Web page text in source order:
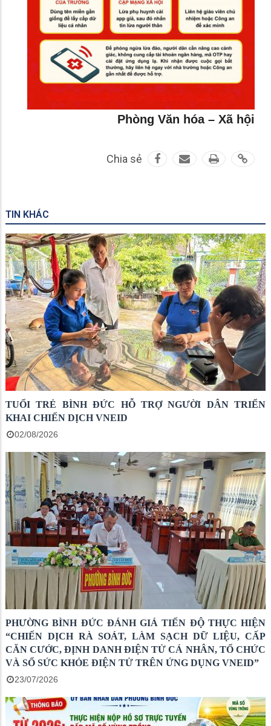
Phòng Văn hóa – Xã hội
Chia sẻ
TIN KHÁC
TUỔI TRẺ BÌNH ĐỨC HỖ TRỢ NGƯỜI DÂN TRIỂN
KHAI CHIẾN DỊCH VNEID
02/08/2026
PHƯỜNG BÌNH ĐỨC ĐÁNH GIÁ TIẾN ĐỘ THỰC HIỆN
“CHIẾN DỊCH RÀ SOÁT, LÀM SẠCH DỮ LIỆU, CẤP
CĂN CƯỚC, ĐỊNH DANH ĐIỆN TỬ CÁ NHÂN, TỔ CHỨC
VÀ SỔ SỨC KHỎE ĐIỆN TỬ TRÊN ỨNG DỤNG VNEID”
23/07/2026